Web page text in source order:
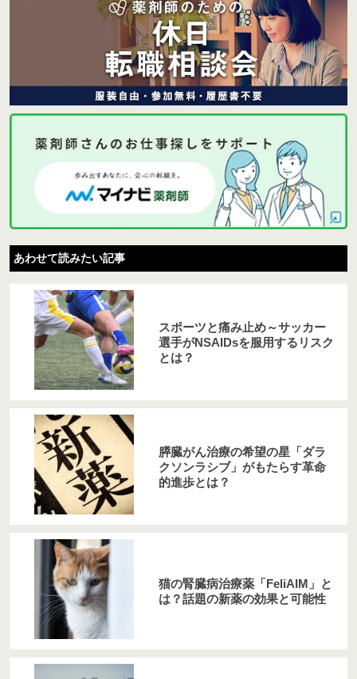
あわせて読みたい記事
スポーツと痛み止め～サッカー
選手がNSAIDsを服用するリスク
とは？
膵臓がん治療の希望の星「ダラ
クソンラシブ」がもたらす革命
的進歩とは？
猫の腎臓病治療薬「FeliAIM」と
は？話題の新薬の効果と可能性